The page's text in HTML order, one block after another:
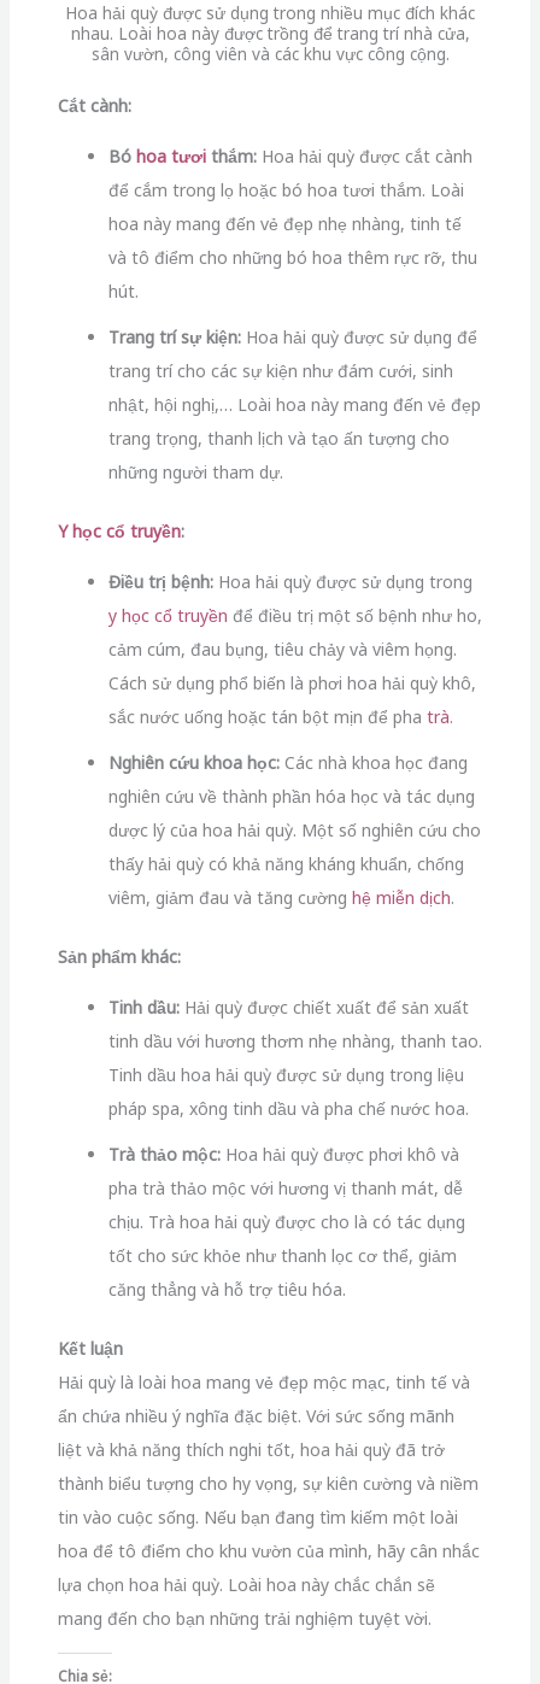
Hoa hải quỳ được sử dụng trong nhiều mục đích khác
nhau. Loài hoa này được trồng để trang trí nhà cửa,
sân vườn, công viên và các khu vực công cộng.
Cắt cành:
Bó hoa tươithắm:Hoa hải quỳ được cắt cành
để cắm trong lọ hoặc bó hoa tươi thắm. Loài
hoa này mang đến vẻ đẹp nhẹ nhàng, tinh tế
và tô điểm cho những bó hoa thêm rực rỡ, thu
hút.
Trang trí sự kiện:Hoa hải quỳ được sử dụng để
trang trí cho các sự kiện như đám cưới, sinh
nhật, hội nghị,… Loài hoa này mang đến vẻ đẹp
trang trọng, thanh lịch và tạo ấn tượng cho
những người tham dự.
Y học cổ truyền:
Điều trị bệnh:Hoa hải quỳ được sử dụng trong
y học cổ truyền để điều trị một số bệnh như ho,
cảm cúm, đau bụng, tiêu chảy và viêm họng.
Cách sử dụng phổ biến là phơi hoa hải quỳ khô,
sắc nước uống hoặc tán bột mịn để pha trà.
Nghiên cứu khoa học:Các nhà khoa học đang
nghiên cứu về thành phần hóa học và tác dụng
dược lý của hoa hải quỳ. Một số nghiên cứu cho
thấy hải quỳ có khả năng kháng khuẩn, chống
viêm, giảm đau và tăng cường hệ miễn dịch.
Sản phẩm khác:
Tinh dầu:Hải quỳ được chiết xuất để sản xuất
tinh dầu với hương thơm nhẹ nhàng, thanh tao.
Tinh dầu hoa hải quỳ được sử dụng trong liệu
pháp spa, xông tinh dầu và pha chế nước hoa.
Trà thảo mộc:Hoa hải quỳ được phơi khô và
pha trà thảo mộc với hương vị thanh mát, dễ
chịu. Trà hoa hải quỳ được cho là có tác dụng
tốt cho sức khỏe như thanh lọc cơ thể, giảm
căng thẳng và hỗ trợ tiêu hóa.
Kết luận
Hải quỳ là loài hoa mang vẻ đẹp mộc mạc, tinh tế và
ẩn chứa nhiều ý nghĩa đặc biệt. Với sức sống mãnh
liệt và khả năng thích nghi tốt, hoa hải quỳ đã trở
thành biểu tượng cho hy vọng, sự kiên cường và niềm
tin vào cuộc sống. Nếu bạn đang tìm kiếm một loài
hoa để tô điểm cho khu vườn của mình, hãy cân nhắc
lựa chọn hoa hải quỳ. Loài hoa này chắc chắn sẽ
mang đến cho bạn những trải nghiệm tuyệt vời.
Chia sẻ: